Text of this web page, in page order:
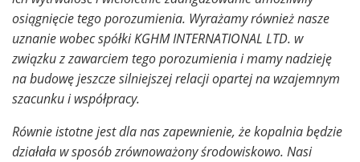
osiągnięcie tego porozumienia. Wyrażamy również nasze
uznanie wobec spółki KGHM INTERNATIONAL LTD. w
związku z zawarciem tego porozumienia i mamy nadzieję
na budowę jeszcze silniejszej relacji opartej na wzajemnym
szacunku i współpracy.
Równie istotne jest dla nas zapewnienie, że kopalnia będzie
działała w sposób zrównoważony środowiskowo. Nasi